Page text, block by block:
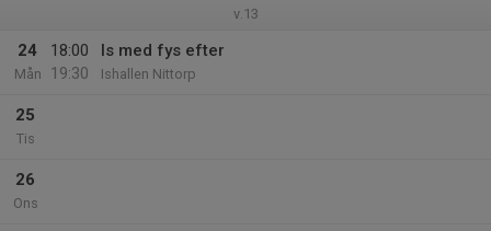
v.13
24
Mån
18:00
19:30
Is med fys efter
Ishallen Nittorp
25
Tis
26
Ons